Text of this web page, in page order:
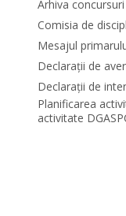
Arhiva concursuri
Comisia de
Mesajul
Declarații de
Declarații de
Planificarea
activitate